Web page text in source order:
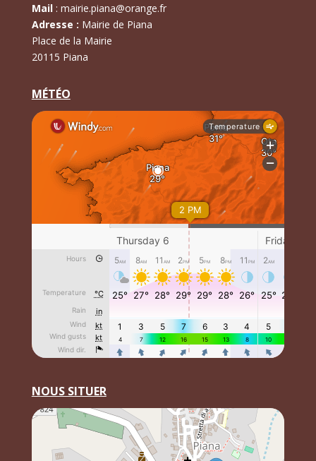
Mail: mairie.piana@orange.fr
Adresse : Mairie de Piana
Place de la Mairie
20115 Piana
MÉTÉO
NOUS SITUER